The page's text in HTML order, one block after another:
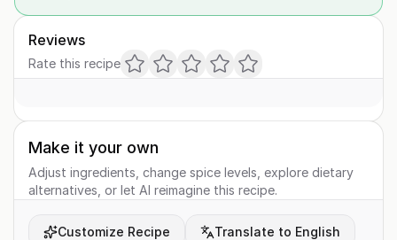
Reviews
Rate this recipe
Make it your own
Adjust ingredients, change spice levels, explore dietary
alternatives, or let AI reimagine this recipe.
Customize Recipe Translate to English